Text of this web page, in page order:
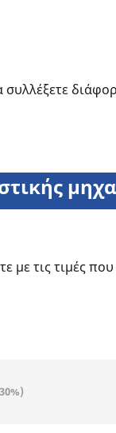
με τις τιμές